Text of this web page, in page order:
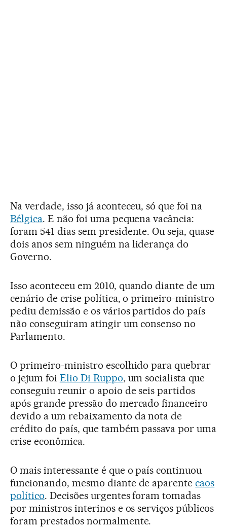
Na verdade, isso já aconteceu, só que foi na
Bélgica. E não foi uma pequena vacância:
foram 541 dias sem presidente. Ou seja, quase
dois anos sem ninguém na liderança do
Governo.
Isso aconteceu em 2010, quando diante de um
cenário de crise política, o primeiro-ministro
pediu demissão e os vários partidos do país
não conseguiram atingir um consenso no
Parlamento.
O primeiro-ministro escolhido para quebrar
o jejum foi Elio Di Ruppo, um socialista que
conseguiu reunir o apoio de seis partidos
após grande pressão do mercado financeiro
devido a um rebaixamento da nota de
crédito do país, que também passava por uma
crise econômica.
O mais interessante é que o país continuou
funcionando, mesmo diante de aparentecaos
político. Decisões urgentes foram tomadas
por ministros interinos e os serviços públicos
foram prestados normalmente.